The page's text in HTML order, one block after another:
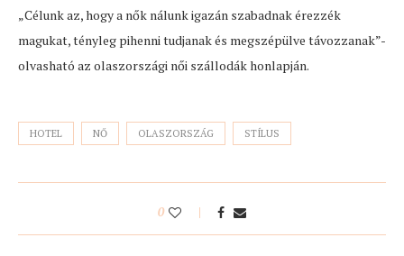
„Célunk az, hogy a nők nálunk igazán szabadnak érezzék
magukat, tényleg pihenni tudjanak és megszépülve távozzanak”-
olvasható az olaszországi női szállodák honlapján.
HOTEL NŐ OLASZORSZÁG STÍLUS
0